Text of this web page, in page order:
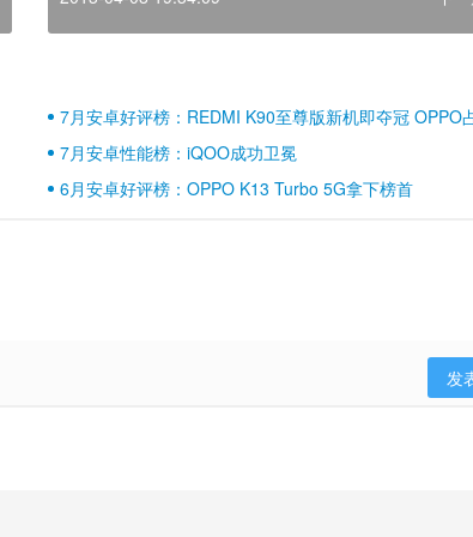
7月安卓好评榜：REDMI K90至尊版新机即夺冠 OPPO
壁江山
7月安卓性能榜：iQOO成功卫冕
6月安卓好评榜：OPPO K13 Turbo 5G拿下榜首
发